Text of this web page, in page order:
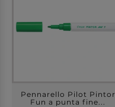
Pennarello Pilot Pintor
Fun a punta fine...